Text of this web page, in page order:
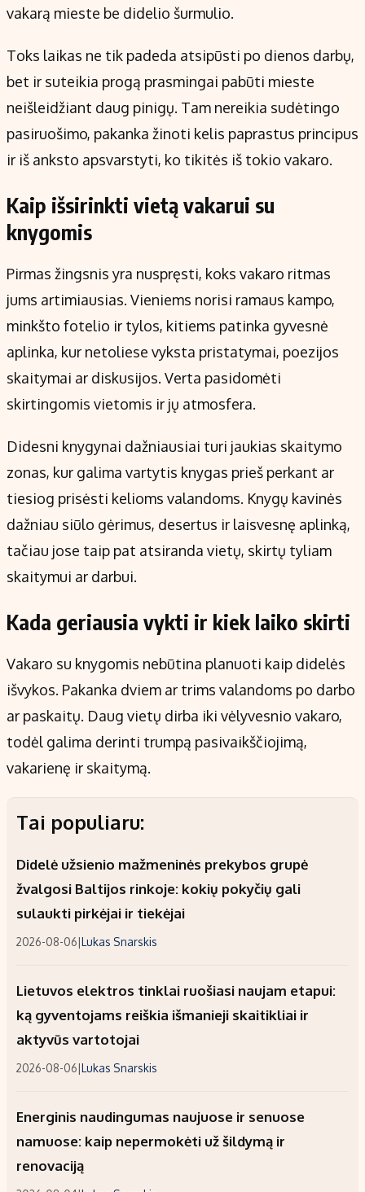
vakarą mieste be didelio šurmulio.
Toks laikas ne tik padeda atsipūsti po dienos darbų,
bet ir suteikia progą prasmingai pabūti mieste
neišleidžiant daug pinigų. Tam nereikia sudėtingo
pasiruošimo, pakanka žinoti kelis paprastus principus
ir iš anksto apsvarstyti, ko tikitės iš tokio vakaro.
Kaip išsirinkti vietą vakarui su
knygomis
Pirmas žingsnis yra nuspręsti, koks vakaro ritmas
jums artimiausias. Vieniems norisi ramaus kampo,
minkšto fotelio ir tylos, kitiems patinka gyvesnė
aplinka, kur netoliese vyksta pristatymai, poezijos
skaitymai ar diskusijos. Verta pasidomėti
skirtingomis vietomis ir jų atmosfera.
Didesni knygynai dažniausiai turi jaukias skaitymo
zonas, kur galima vartytis knygas prieš perkant ar
tiesiog prisėsti kelioms valandoms. Knygų kavinės
dažniau siūlo gėrimus, desertus ir laisvesnę aplinką,
tačiau jose taip pat atsiranda vietų, skirtų tyliam
skaitymui ar darbui.
Kada geriausia vykti ir kiek laiko skirti
Vakaro su knygomis nebūtina planuoti kaip didelės
išvykos. Pakanka dviem ar trims valandoms po darbo
ar paskaitų. Daug vietų dirba iki vėlyvesnio vakaro,
todėl galima derinti trumpą pasivaikščiojimą,
vakarienę ir skaitymą.
Tai populiaru:
Didelė užsienio mažmeninės prekybos grupė
žvalgosi Baltijos rinkoje: kokių pokyčių gali
sulaukti pirkėjai ir tiekėjai
2026-08-06 Lukas Snarskis
Lietuvos elektros tinklai ruošiasi naujam etapui:
ką gyventojams reiškia išmanieji skaitikliai ir
aktyvūs vartotojai
2026-08-06 Lukas Snarskis
Energinis naudingumas naujuose ir senuose
namuose: kaip nepermokėti už šildymą ir
renovaciją